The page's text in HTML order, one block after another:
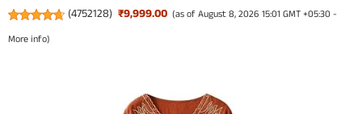
(4752128) ₹9,999.00 (as of August 8, 2026 15:01 GMT +05:30 -
More info)